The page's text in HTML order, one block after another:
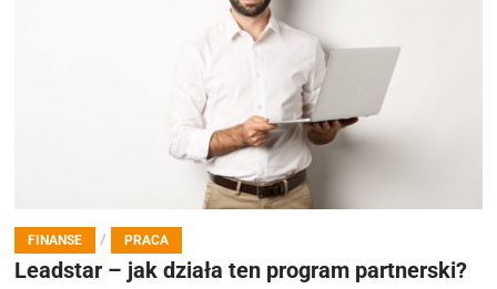
FINANSE / PRACA
Leadstar – jak działa ten program partnerski?